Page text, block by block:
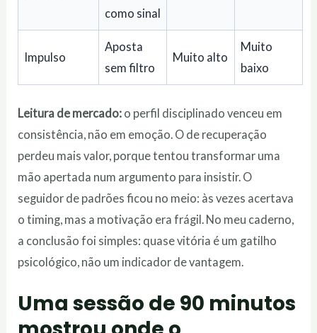
como sinal
Impulso
Aposta
sem filtro
Muito alto
Muito
baixo
Leitura de mercado: o perfil disciplinado venceu em
consistência, não em emoção. O de recuperação
perdeu mais valor, porque tentou transformar uma
mão apertada num argumento para insistir. O
seguidor de padrões ficou no meio: às vezes acertava
o timing, mas a motivação era frágil. No meu caderno,
a conclusão foi simples: quase vitória é um gatilho
psicológico, não um indicador de vantagem.
Uma sessão de 90 minutos